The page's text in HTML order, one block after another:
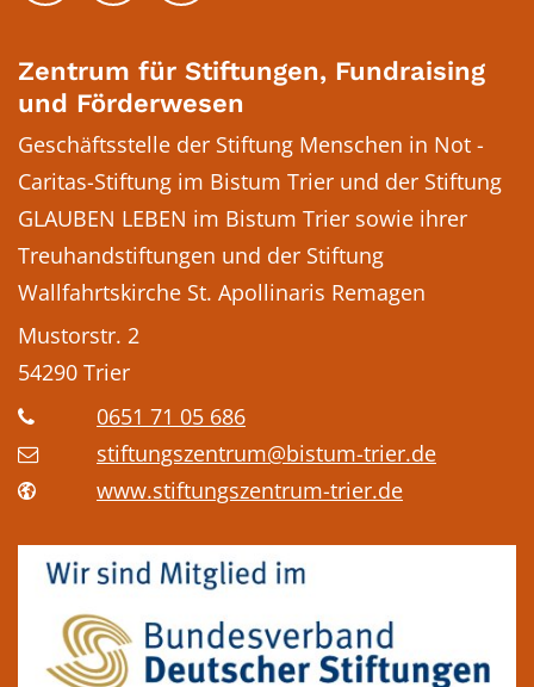
Zentrum für Stiftungen, Fundraising
und Förderwesen
Geschäftsstelle der Stiftung Menschen in Not -
Caritas-Stiftung im Bistum Trier und der Stiftung
GLAUBEN LEBEN im Bistum Trier sowie ihrer
Treuhandstiftungen und der Stiftung
Wallfahrtskirche St. Apollinaris Remagen
Mustorstr. 2
54290 Trier
0651 71 05 686
stiftungszentrum@bistum-trier.de
www.stiftungszentrum-trier.de